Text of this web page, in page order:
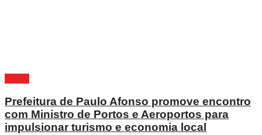
Prefeitura de Paulo Afonso promove encontro
com Ministro de Portos e Aeroportos para
impulsionar turismo e economia local